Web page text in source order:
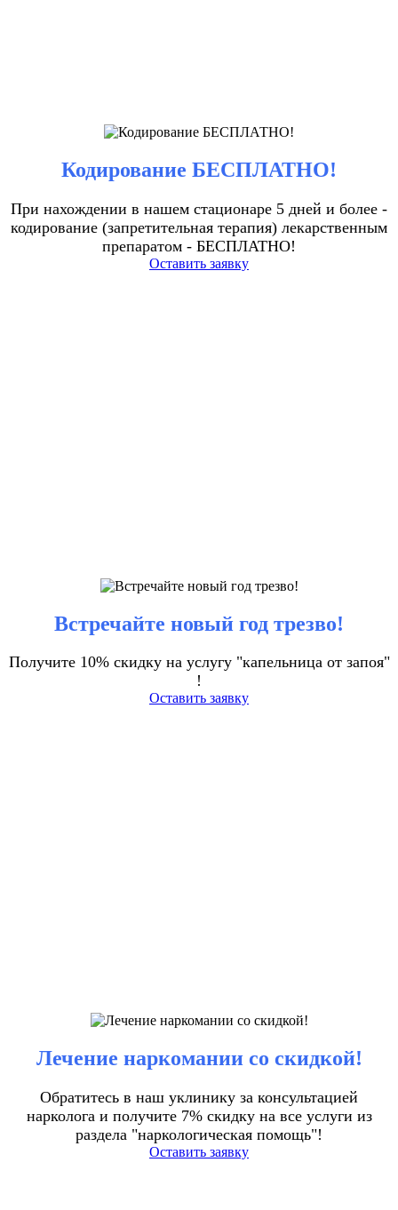
Кодирование БЕСПЛАТНО!
При нахождении в нашем стационаре 5 дней и более -
кодирование (запретительная терапия) лекарственным
препаратом - БЕСПЛАТНО!
Оставить заявку
Встречайте новый год трезво!
Получите 10% скидку на услугу "капельница от запоя"
!
Оставить заявку
Лечение наркомании со скидкой!
Обратитесь в наш уклинику за консультацией
нарколога и получите 7% скидку на все услуги из
раздела "наркологическая помощь"!
Оставить заявку